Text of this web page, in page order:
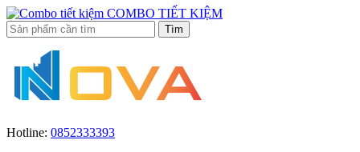
COMBO TIẾT KIỆM
Hotline: 0852333393